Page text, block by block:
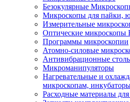
Безокулярные
Микроскопы для пайки,
Измерительные
Оптические микроскопы
Программы микроскопии
Атомно-силовые
Антивибрационные
Микроманипуляторы
Нагревательные и
микроскопам,
Расходные материалы